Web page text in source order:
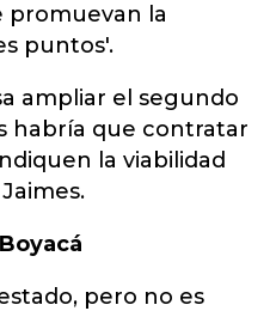
promuevan la
puntos'.
ampliar el segundo
habría que contratar
la viabilidad
pero no es